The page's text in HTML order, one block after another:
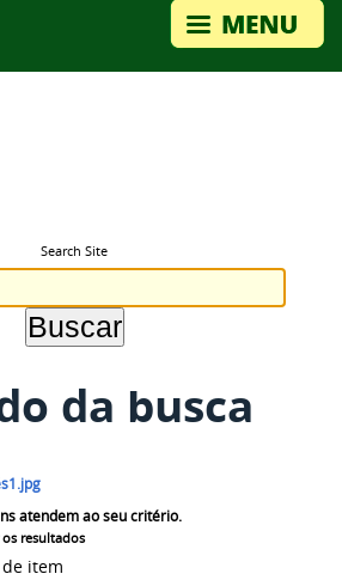
Search Site
da busca
atendem ao seu critério.
resultados
item
2016 11h49
,Ação Ambiental